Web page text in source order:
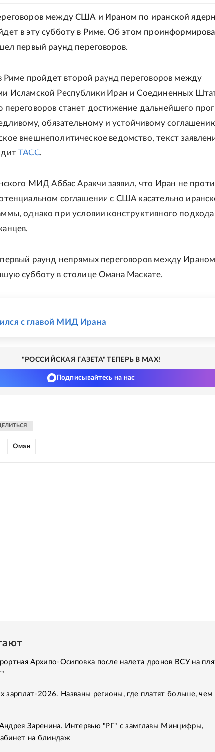
между США и Ираном по иранской
в эту субботу в Риме. Об этом
первый раунд переговоров.
Риме пройдет второй раунд переговоров между
Исламской Республики Иран и Соединенных
станет достижение дальнейшего
обязательному и устойчивому
внешнеполитическое ведомство, текст
ТАСС.
МИД Аббас Аракчи заявил, что Иран не
соглашении с США касательно
однако при условии конструктивного подхода
раунд непрямых переговоров между
субботу в столице Омана Маскате.
с главой МИД Ирана
"РОССИЙСКАЯ ГАЗЕТА" ТЕПЕРЬ В MAX!
Подписывайтесь на нас
Оман
Архипо-Осиповка после налета дронов ВСУ на
зарплат-2026. Названы регионы, где платят больше, чем
Заренина. Интервью "РГ" с замглавы Минцифры,
на блиндаж